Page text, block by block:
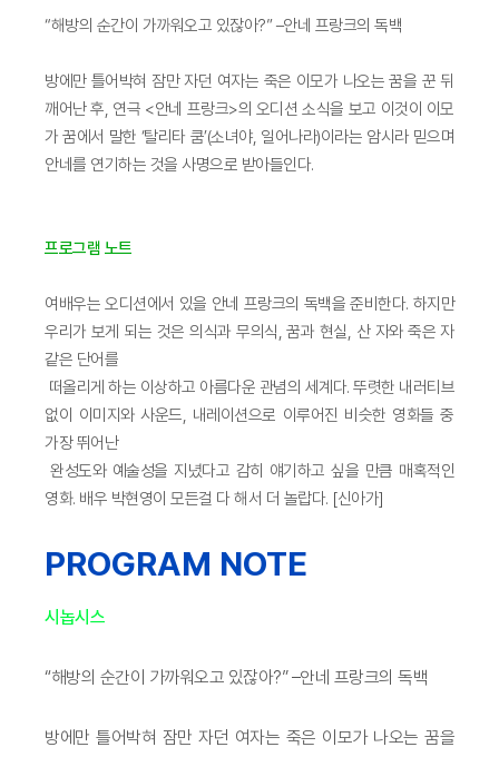
“해방의 순간이 가까워오고 있잖아?” –안네 프랑크의 독백
방에만 틀어박혀 잠만 자던 여자는 죽은 이모가 나오는 꿈을 꾼 뒤
깨어난 후, 연극 <안네 프랑크>의 오디션 소식을 보고 이것이 이모
가 꿈에서 말한 ‘탈리타 쿰’(소녀야, 일어나라)이라는 암시라 믿으며
안네를 연기하는 것을 사명으로 받아들인다.
프로그램 노트
여배우는 오디션에서 있을 안네 프랑크의 독백을 준비한다. 하지만
우리가 보게 되는 것은 의식과 무의식, 꿈과 현실, 산 자와 죽은 자
같은 단어를
떠올리게 하는 이상하고 아름다운 관념의 세계다. 뚜렷한 내러티브
없이 이미지와 사운드, 내레이션으로 이루어진 비슷한 영화들 중
가장 뛰어난
완성도와 예술성을 지녔다고 감히 얘기하고 싶을 만큼 매혹적인
영화. 배우 박현영이 모든걸 다 해서 더 놀랍다. [신아가]
PROGRAM NOTE
시놉시스
“해방의 순간이 가까워오고 있잖아?” –안네 프랑크의 독백
방에만 틀어박혀 잠만 자던 여자는 죽은 이모가 나오는 꿈을